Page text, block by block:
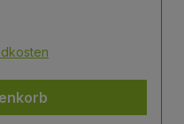
Halbzylinder
können den selben
Paketbox mit